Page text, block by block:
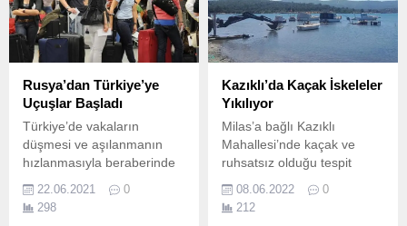
Rusya’dan Türkiye’ye
Uçuşlar Başladı
Türkiye’de vakaların
düşmesi ve aşılanmanın
hızlanmasıyla beraberinde
Rusya vatandaşlarının
Türkiye’ye uçuşuna izin
verdi. Rusya’nın başkenti
22.06.2021
0
298
Kazıklı’da Kaçak İskeleler
Yıkılıyor
Milas’a bağlı Kazıklı
Mahallesi’nde kaçak ve
ruhsatsız olduğu tespit
elden iskelelerin yıkımı
gerçekleşiyor… Jandarma
ve Sahil Güvenlik ekipleri
08.06.2022
0
212